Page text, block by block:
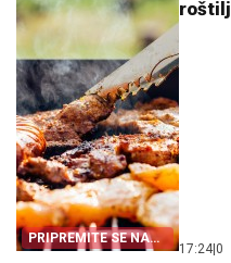
PRIPREMITE SE NA
VRIJEME
roštilj
17:24 0